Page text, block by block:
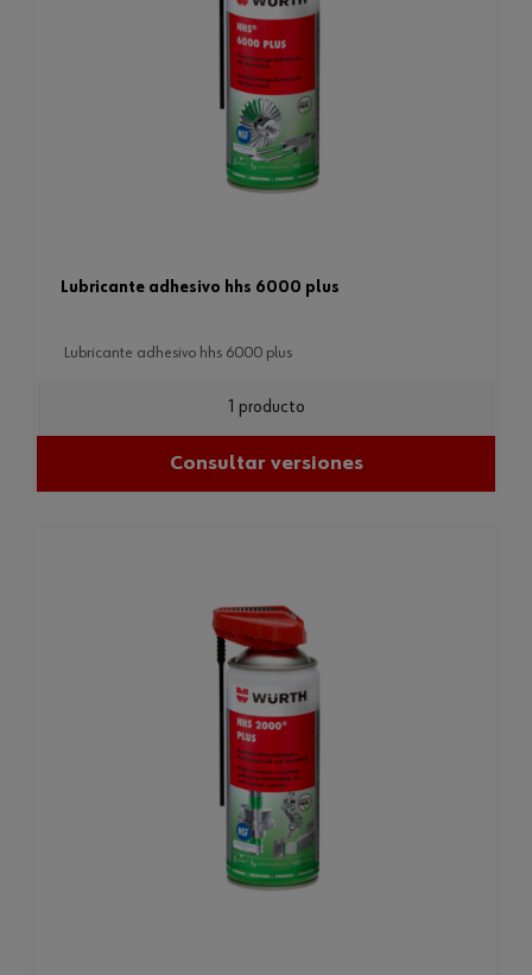
lubricante adhesivo hhs 6000 plus
lubricante adhesivo hhs 6000 plus
1 producto
Consultar versiones